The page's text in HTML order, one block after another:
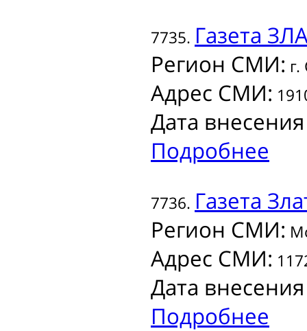
7735. Газета
Регион СМИ:
Адрес СМИ:
Дата
Подробнее
7736. Газета
Регион СМИ:
Адрес СМИ:
Дата
Подробнее